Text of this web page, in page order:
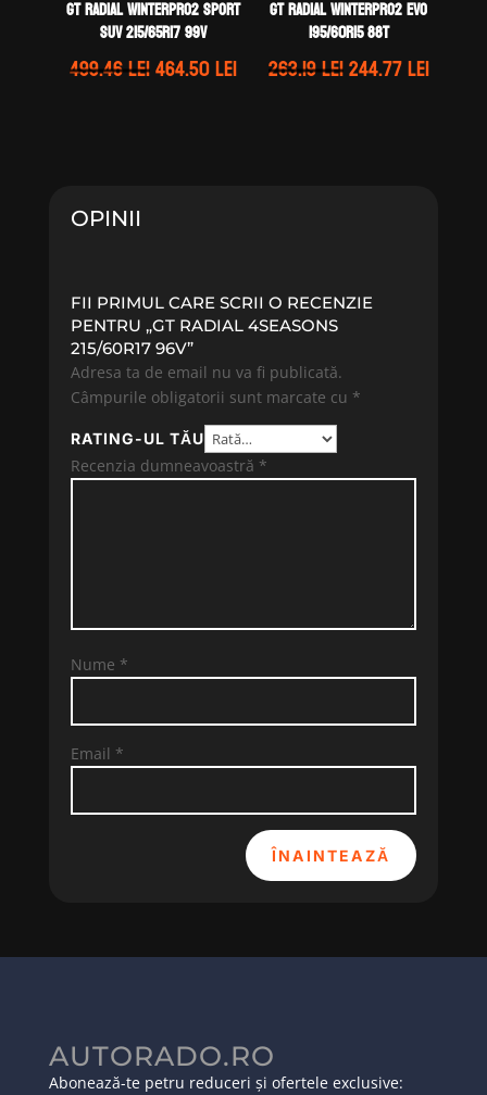
GT Radial WINTERPRO2 SPORT
SUV 215/65R17 99V
499.46leiPrețul
464.50leiPrețul
GT Radial WINTERPRO2 EVO
195/60R15 88T
263.19leiPrețul
244.77leiPrețul
OPINII
FII PRIMUL CARE SCRII O RECENZIE
PENTRU „GT RADIAL 4SEASONS
215/60R17 96V”
Adresa ta de email nu va fi publicată.
Câmpurile obligatorii sunt marcate cu *
RATING-UL TĂU
Recenzia dumneavoastră *
Nume *
Email *
ÎNAINTEAZĂ
AUTORADO.RO
Abonează-te petru reduceri și ofertele exclusive: